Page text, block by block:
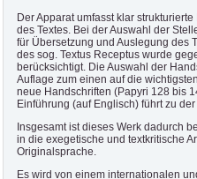
Der Apparat umfasst klar
des Textes. Bei der Auswahl der
für Übersetzung und Auslegung des
des sog. Textus Receptus wurde
berücksichtigt. Die Auswahl der
Auflage zum einen auf die
neue Handschriften (Papyri 128 bis
Einführung (auf Englisch) führt zu der
Insgesamt ist dieses Werk dadurch
in die exegetische und textkritische
Originalsprache.
Es wird von einem internationalen